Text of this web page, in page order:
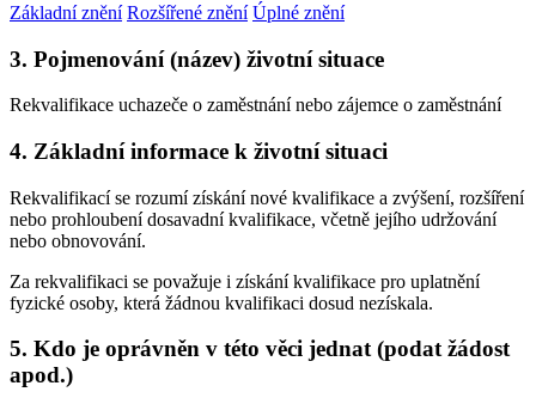
Základní znění Rozšířené znění Úplné znění
3. Pojmenování (název) životní situace
Rekvalifikace uchazeče o zaměstnání nebo zájemce o zaměstnání
4. Základní informace k životní situaci
Rekvalifikací se rozumí získání nové kvalifikace a zvýšení, rozšíření
nebo prohloubení dosavadní kvalifikace, včetně jejího udržování
nebo obnovování.
Za rekvalifikaci se považuje i získání kvalifikace pro uplatnění
fyzické osoby, která žádnou kvalifikaci dosud nezískala.
5. Kdo je oprávněn v této věci jednat (podat žádost
apod.)